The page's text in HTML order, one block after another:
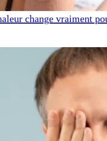
change vraiment